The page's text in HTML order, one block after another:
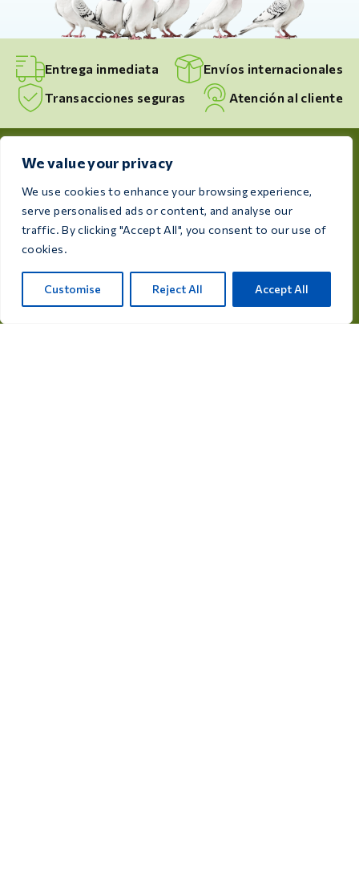
We value your privacy
We use cookies to enhance your browsing experience,
serve personalised ads or content, and analyse our
traffic. By clicking "Accept All", you consent to our use of
cookies.
Customise Reject All Accept All
Entrega inmediata
Envíos internacionales
Transacciones seguras
Atención al cliente
Dedicada a la salud y el bienestar de tus aves, Care 4
Birds ofrece productos de alta calidad diseñados para
satisfacer las necesidades de todos los criadores y